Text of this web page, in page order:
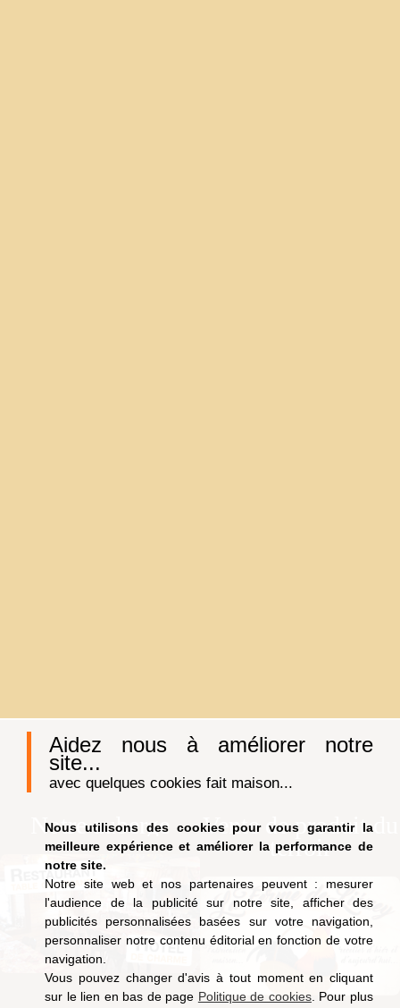
Aidez nous à améliorer notre
site...
avec quelques cookies fait maison...
Nous utilisons des cookies pour vous garantir la
meilleure expérience et améliorer la performance de
notre site.
Notre site web et nos partenaires peuvent : mesurer
l'audience de la publicité sur notre site, afficher des
publicités personnalisées basées sur votre navigation,
personnaliser notre contenu éditorial en fonction de votre
navigation.
Vous pouvez changer d'avis à tout moment en cliquant
sur le lien en bas de page Politique de cookies. Pour plus
Notre auberge
Vente de produit du
terroir